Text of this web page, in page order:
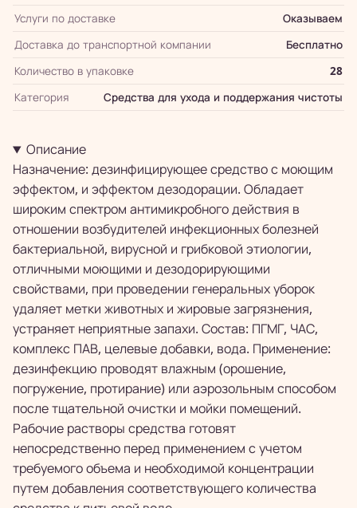
Услуги по доставке
Оказываем
Доставка до транспортной компании
Бесплатно
Количество в упаковке
28
Категория
Средства для ухода и поддержания чистоты
Описание
Назначение: дезинфицирующее средство с моющим
эффектом, и эффектом дезодорации. Обладает
широким спектром антимикробного действия в
отношении возбудителей инфекционных болезней
бактериальной, вирусной и грибковой этиологии,
отличными моющими и дезодорирующими
свойствами, при проведении генеральных уборок
удаляет метки животных и жировые загрязнения,
устраняет неприятные запахи. Состав: ПГМГ, ЧАС,
комплекс ПАВ, целевые добавки, вода. Применение:
дезинфекцию проводят влажным (орошение,
погружение, протирание) или аэрозольным способом
после тщательной очистки и мойки помещений.
Рабочие растворы средства готовят
непосредственно перед применением с учетом
требуемого объема и необходимой концентрации
путем добавления соответствующего количества